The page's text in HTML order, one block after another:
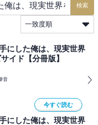
検索
一致度順
にした俺は、現実世界
イド【分冊版】
音
今すぐ読む
にした俺は、現実世界